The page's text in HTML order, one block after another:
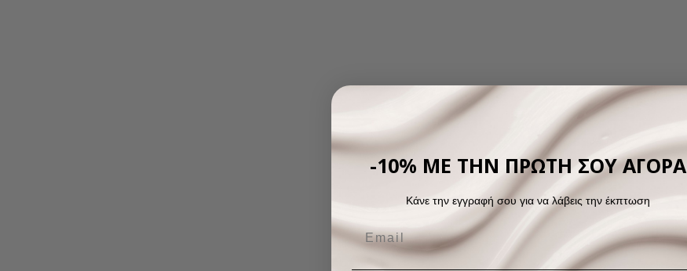
-10% ΜΕ ΤΗΝ ΠΡΩΤΗ ΣΟΥ ΑΓΟΡΑ
Κάνε την εγγραφή σου για να λάβεις την έκπτωση